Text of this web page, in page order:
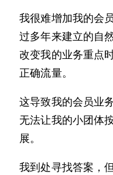
我很难增加我的会
过多年来建立的自
改变我的业务重点
正确流量。
这导致我的会员业
无法让我的小团体
展。
我到处寻找答案，